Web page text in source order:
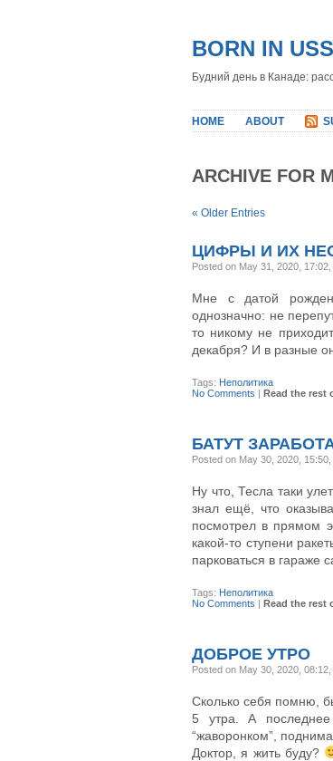
BORN IN
Будний день в Канаде:
HOME ABOUT
ARCHIVE FOR
« Older Entries
ЦИФРЫ И ИХ
Posted on May 31, 2020,
Мне с датой
однозначно: не
то никому не
декабря? И в разные
Tags: Неполитика
No Comments | Read the rest
БАТУТ
Posted on May 30, 2020,
Ну что, Тесла таки
знал ещё, что
посмотрел в прямом
какой-то ступени
парковаться в гараже
Tags: Неполитика
No Comments | Read the rest
ДОБРОЕ УТРО
Posted on May 30, 2020,
Сколько себя помню,
5 утра. А последнее
“жаворонком”,
Доктор, я жить буду?